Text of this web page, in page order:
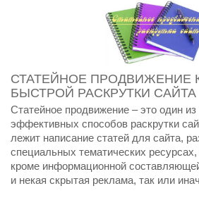
СТАТЕЙНОЕ ПРОДВИЖЕНИЕ
БЫСТРОЙ РАСКРУТКИ САЙТА
Статейное продвижение – это один
эффективных способов раскрутки
лежит написание статей для сайта,
специальных тематических
кроме информационной
и некая скрытая реклама, так или